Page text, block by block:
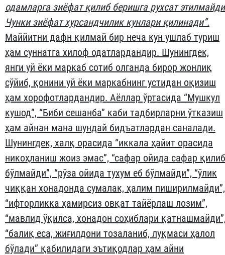
одамларга зиёфат қилиб беришга рухсат
Чунки зиёфат хурсандчилик кунлари қилинади”.
Маййитни дафн қилмай бир неча кун ушлаб туриш
ҳам суннатга хилоф одатлардандир. Шунингдек,
янги уй ёки маркаб сотиб олганда бирор жонлиқ
сўйиб, қонини уй ёки маркабнинг устидан оқизиш
ҳам хорофотлардандир. Аёллар ўртасида “Мушкул
кушод”, “Биби сешанба” каби тадбирларни ўтказиш
ҳам айнан мана шундай бидъатлардан саналади.
Шунингдек, халқ орасида “иккала ҳайит орасида
никоҳланиш жоиз эмас”, “сафар ойида сафар қилиб
бўлмайди”, “рўза ойида тухум еб бўлмайди”, “ўлик
чиққан хонадонда сумалак, ҳалим пиширилмайди”,
“ифторликка ҳамирсиз овқат тайёрлаш лозим”,
“мавлид ўқилса, хонадон соҳиблари
“балиқ еса, жиғилдони тозаланиб, луқмаси ҳалол
бўлади” қабилидаги эътиқодлар ҳам айни